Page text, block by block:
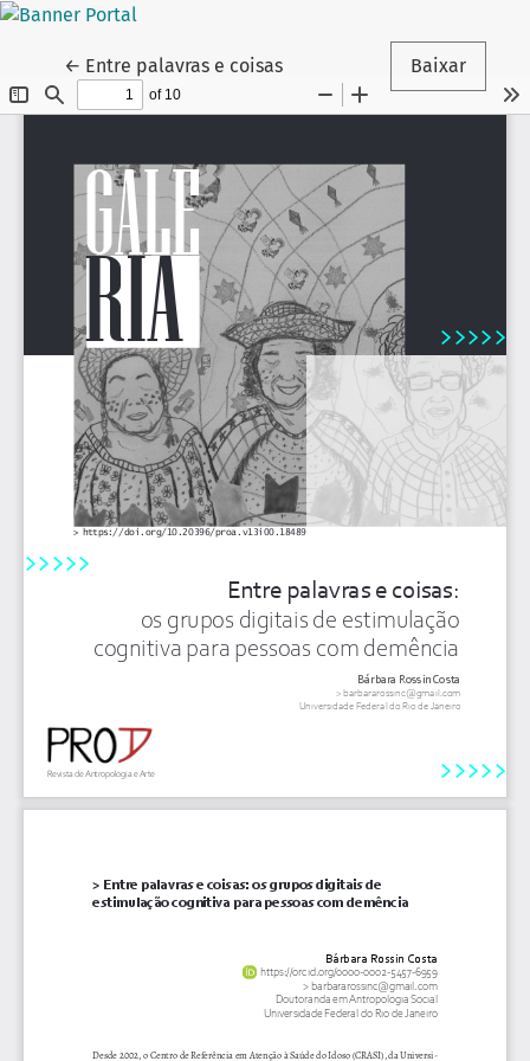
← Voltar aos Detalhes do Artigo
Entre palavras e coisas Baixar